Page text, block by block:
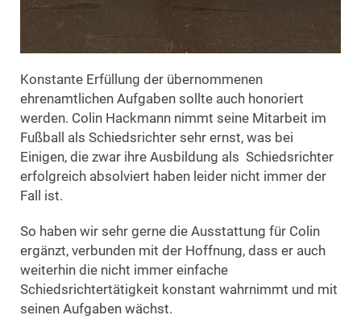
Konstante Erfüllung der übernommenen
ehrenamtlichen Aufgaben sollte auch honoriert
werden. Colin Hackmann nimmt seine Mitarbeit im
Fußball als Schiedsrichter sehr ernst, was bei
Einigen, die zwar ihre Ausbildung als Schiedsrichter
erfolgreich absolviert haben leider nicht immer der
Fall ist.
So haben wir sehr gerne die Ausstattung für Colin
ergänzt, verbunden mit der Hoffnung, dass er auch
weiterhin die nicht immer einfache
Schiedsrichtertätigkeit konstant wahrnimmt und mit
seinen Aufgaben wächst.